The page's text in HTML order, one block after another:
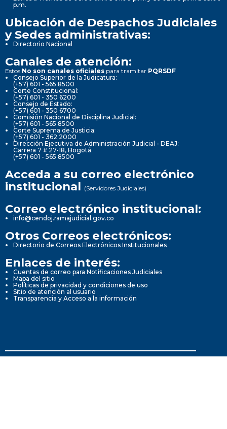
p.m.
Ubicación de Despachos Judiciales
y Sedes administrativas:
Directorio Nacional
Canales de atención:
Estos No son canales oficiales para tramitar PQRSDF
Consejo Superior de la Judicatura:
(+57) 601 - 565 8500
Corte Constitucional:
(+57) 601 - 350 6200
Consejo de Estado:
(+57) 601 - 350 6700
Comisión Nacional de Disciplina Judicial:
(+57) 601 - 565 8500
Corte Suprema de Justicia:
(+57) 601 - 362 2000
Dirección Ejecutiva de Administración Judicial - DEAJ:
Carrera 7 # 27-18, Bogotá
(+57) 601 - 565 8500
Acceda a su correo electrónico
institucional (Servidores Judiciales)
Correo electrónico institucional:
info@cendoj.ramajudicial.gov.co
Otros Correos electrónicos:
Directorio de Correos Electrónicos Institucionales
Enlaces de interés:
Cuentas de correo para Notificaciones Judiciales
Mapa del sitio
Políticas de privacidad y condiciones de uso
Sitio de atención al usuario
Transparencia y Acceso a la información